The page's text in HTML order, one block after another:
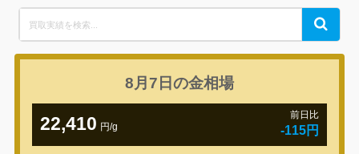
for:
Search
8月7日の金相場
22,410 円/g
前日比
-115円